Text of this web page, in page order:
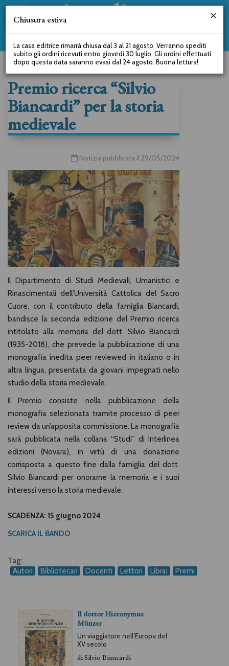
Premio ricerca “Silvio
Biancardi” per la storia
medievale
Notizia pubblicata il 29/05/2024
Il Dipartimento di Studi Medievali, Umanistici e
Rinascimentali dell’Università Cattolica del Sacro
Cuore, con il contributo della famiglia Biancardi,
bandisce la seconda edizione del Premio ricerca
intitolato alla memoria del dott. Silvio Biancardi
(1935-2018), che prevede la pubblicazione di una
monografia inedita peer reviewed in italiano o in
altra lingua, presentata da giovani impegnati nello
studio della storia medievale.
Il Premio consiste nella pubblicazione della
monografia selezionata tramite processo di peer
review da un’apposita commissione. La monografia
sarà pubblicata nella collana “Studi” di Interlinea
edizioni (Novara), in virtù di una donazione
corrisposta a questo fine dalla famiglia del dott.
Silvio Biancardi per onorarne la memoria e i suoi
interessi verso la storia medievale.
SCADENZA: 15 giugno 2024
SCARICA IL BANDO
Tag:
Autori
Bibliotecari Docenti Lettori Librai Premi
Il dottor Hieronymus
Münzer
Un viaggiatore nell’Europa del
XV secolo
diSilvio Biancardi
Chiusura estiva
La casa editrice rimarrà chiusa dal 3 al 21 agosto. Verranno spediti
subito gli ordini ricevuti entro giovedì 30 luglio. Gli ordini effettuati
dopo questa data saranno evasi dal 24 agosto. Buona lettura!